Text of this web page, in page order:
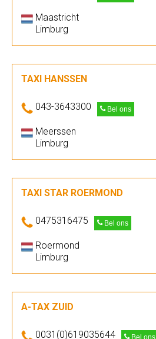
Maastricht
Limburg
TAXI HANSSEN
043-3643300 Bel ons
Meerssen
Limburg
TAXI STAR ROERMOND
0475316475 Bel ons
Roermond
Limburg
A-TAX ZUID
0031(0)619035644 Bel ons